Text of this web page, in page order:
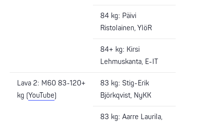
84 kg: Päivi
Ristolainen, YlöR
84+ kg: Kirsi
Lehmuskanta, E-IT
Lava 2: M60 83-120+
kg (YouTube)
83 kg: Stig-Erik
Björkqvist, NyKK
83 kg: Aarre Laurila,